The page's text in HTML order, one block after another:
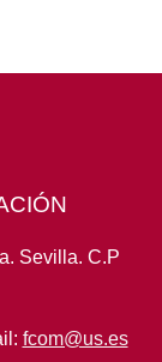
Sevilla. C.P
fcom@us.es